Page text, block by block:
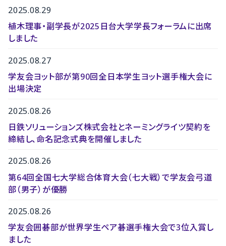
2025.08.29
植木理事・副学長が2025日台大学学長フォーラムに出席
しました
2025.08.27
学友会ヨット部が第90回全日本学生ヨット選手権大会に
出場決定
2025.08.26
日鉄ソリューションズ株式会社とネーミングライツ契約を
締結し、命名記念式典を開催しました
2025.08.26
第64回全国七大学総合体育大会（七大戦）で学友会弓道
部（男子）が優勝
2025.08.26
学友会囲碁部が世界学生ペア碁選手権大会で3位入賞し
ました